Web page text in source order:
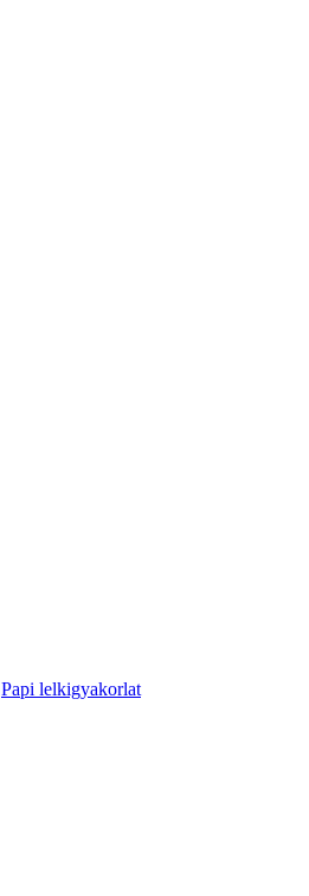
Papi lelkigyakorlat